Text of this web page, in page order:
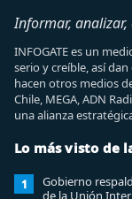
Informar,
INFOGATE es un
serio y creíble, así
hacen otros medios
Chile, MEGA, ADN
una alianza
Lo más visto de
1
Gobierno
de la Unión